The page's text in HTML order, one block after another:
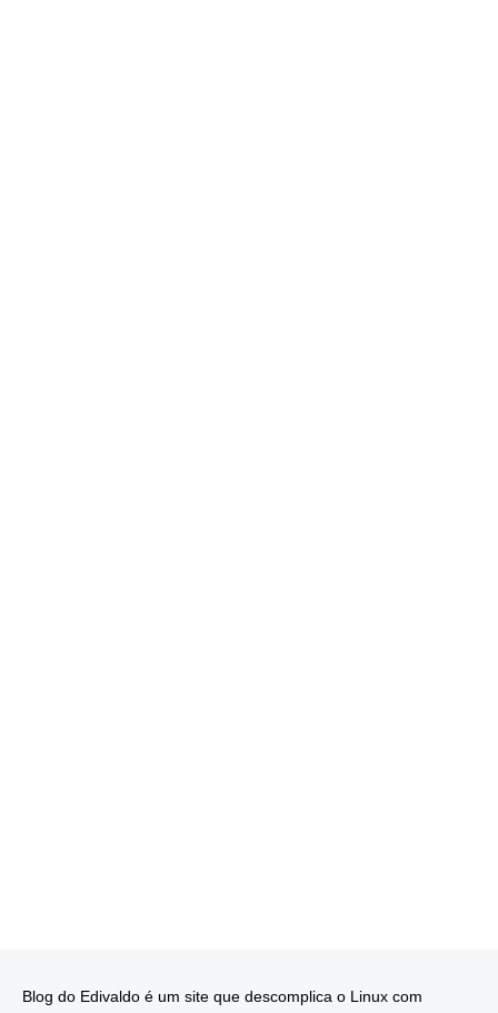
Blog do Edivaldo é um site que descomplica o Linux com